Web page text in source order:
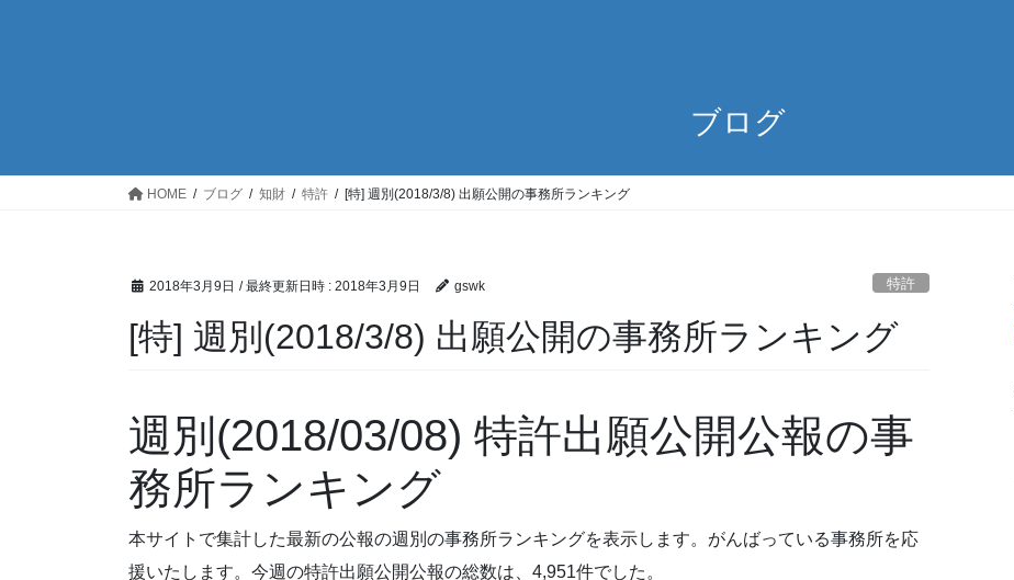
ブログ
HOME ブログ 知財 特許 [特] 週別(2018/3/8) 出願公開の事務所ランキング
2018年3月9日 / 最終更新日時 : 2018年3月9日 gswk 特許
[特] 週別(2018/3/8) 出願公開の事務所ランキング
週別(2018/03/08) 特許出願公開公報の事
務所ランキング
本サイトで集計した最新の公報の週別の事務所ランキングを表示します。がんばっている事務所を応
援いたします。今週の特許出願公開公報の総数は、4,951件でした。